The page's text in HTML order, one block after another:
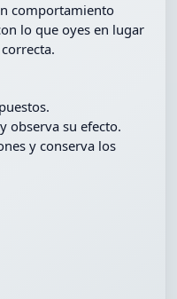
comportamiento
lo que oyes en lugar
observa su efecto.
y conserva los